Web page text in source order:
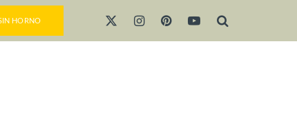
HORNO